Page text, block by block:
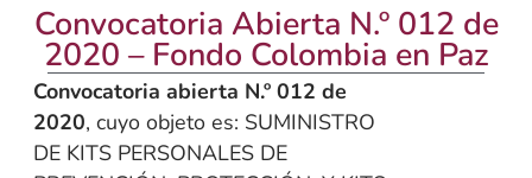
Convocatoria Abierta N.º 012 de
2020 – Fondo Colombia en Paz
Convocatoria abierta N.º 012 de
2020, cuyo objeto es: SUMINISTRO
DE KITS PERSONALES DE